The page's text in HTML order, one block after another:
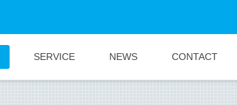
SERVICE NEWS CONTACT